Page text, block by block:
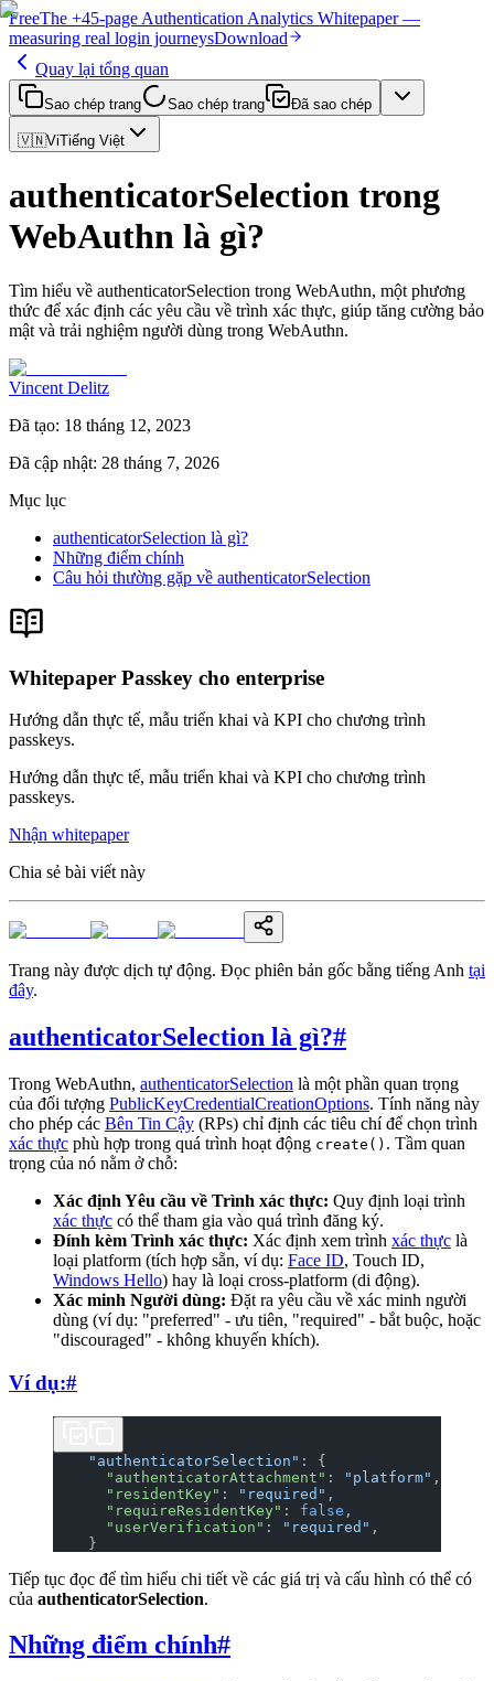
FreeThe +45-page Authentication Analytics Whitepaper —
measuring real login journeysDownload
Quay lại tổng quan
Sao chép trang Sao chép trang Đã sao chép
🇻🇳ViTiếng Việt
authenticatorSelection trong
WebAuthn là gì?
Tìm hiểu về authenticatorSelection trong WebAuthn, một phương
thức để xác định các yêu cầu về trình xác thực, giúp tăng cường bảo
mật và trải nghiệm người dùng trong WebAuthn.
Vincent Delitz
Đã tạo: 18 tháng 12, 2023
Đã cập nhật: 28 tháng 7, 2026
Mục lục
authenticatorSelection là gì?
Những điểm chính
Câu hỏi thường gặp về authenticatorSelection
Whitepaper Passkey cho enterprise
Hướng dẫn thực tế, mẫu triển khai và KPI cho chương trình
passkeys.
Hướng dẫn thực tế, mẫu triển khai và KPI cho chương trình
passkeys.
Nhận whitepaper
Chia sẻ bài viết này
Trang này được dịch tự động. Đọc phiên bản gốc bằng tiếng Anh tại
đây.
authenticatorSelection là gì?#
Trong WebAuthn, authenticatorSelection là một phần quan trọng
của đối tượng PublicKeyCredentialCreationOptions. Tính năng này
cho phép các Bên Tin Cậy (RPs) chỉ định các tiêu chí để chọn trình
xác thực phù hợp trong quá trình hoạt động create() . Tầm quan
trọng của nó nằm ở chỗ:
Xác định Yêu cầu về Trình xác thực: Quy định loại trình
xác thực có thể tham gia vào quá trình đăng ký.
Đính kèm Trình xác thực: Xác định xem trình xác thực là
loại platform (tích hợp sẵn, ví dụ: Face ID, Touch ID,
Windows Hello) hay là loại cross-platform (di động).
Xác minh Người dùng: Đặt ra yêu cầu về xác minh người
dùng (ví dụ: "preferred" - ưu tiên, "required" - bắt buộc, hoặc
"discouraged" - không khuyến khích).
Ví dụ:#
    "authenticatorSelection"
: {
      "authenticatorAttachment"
: "platform" ,
      "residentKey"
: "required" ,
      "requireResidentKey"
: false ,
      "userVerification"
: "required" ,
    }
Tiếp tục đọc để tìm hiểu chi tiết về các giá trị và cấu hình có thể có
của authenticatorSelection.
Những điểm chính#